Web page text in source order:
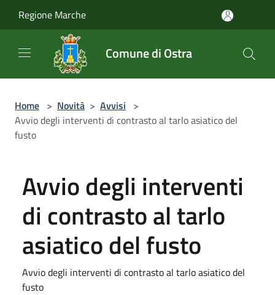
Regione Marche
Comune di Ostra
Home > Novità > Avvisi >
Avvio degli interventi di contrasto al tarlo asiatico del
fusto
Avvio degli interventi
di contrasto al tarlo
asiatico del fusto
Avvio degli interventi di contrasto al tarlo asiatico del
fusto